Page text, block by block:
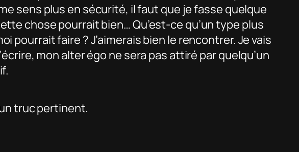
sens plus en sécurité, il faut que je fasse quelque
chose pourrait bien… Qu’est-ce qu’un type plus
pourrait faire ? J’aimerais bien le rencontrer. Je vais
mon alter égo ne sera pas attiré par quelqu’un
truc pertinent.